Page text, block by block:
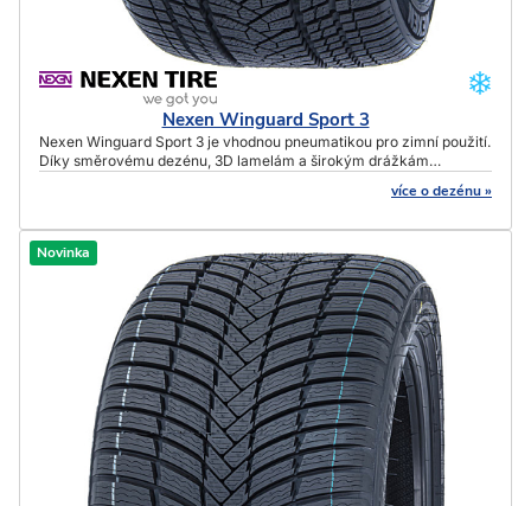
Nexen Winguard Sport 3
Nexen Winguard Sport 3 je vhodnou pneumatikou pro zimní použití.
Díky směrovému dezénu, 3D lamelám a širokým drážkám
více o dezénu »
Novinka